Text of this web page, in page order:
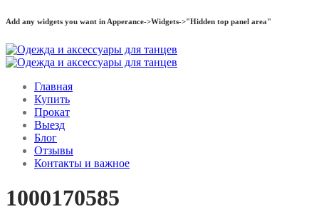
Add any widgets you want in Apperance->Widgets->"Hidden top panel area"
Главная
Купить
Прокат
Выезд
Блог
Отзывы
Контакты и важное
1000170585